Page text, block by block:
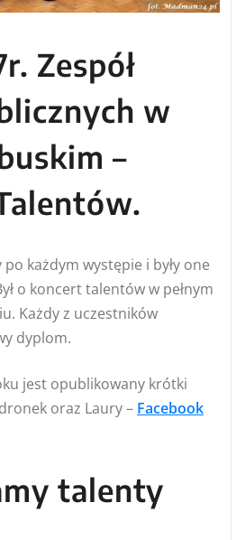
Zespół
w
–
każdym występie i były one
o koncert talentów w pełnym
Każdy z uczestników
dyplom.
jest opublikowany krótki
oraz Laury – Facebook
talenty